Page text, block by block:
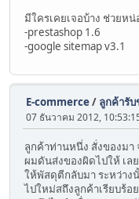
มีใครเคยเจอบ้าง ช่วยห
-prestashop 1.6
-google sitemap v3.1
E-commerce/ ลูกค้ารั
07 ธันวาคม 2012,
ลูกค้าท่านหนึ่ง สั่งของมา
ผมดันส่งของผิดไปให้ เล
ให้พัสดุตีกลับมา ระหว่าง
ไปใหม่สถึงลูกค้าเรียบร้